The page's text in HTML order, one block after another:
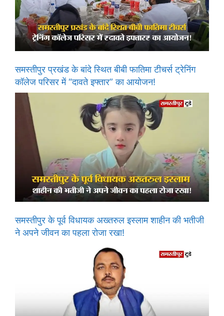
समस्तीपुर प्रखंड के बांदे स्थित बीबी फातिमा टीचर्स ट्रेनिंग
कॉलेज परिसर में “दावते इफ्तार” का आयोजन!
समस्तीपुर के पूर्व विधायक अख्तरुल इस्लाम शाहीन की भतीजी
ने अपने जीवन का पहला रोजा रखा!